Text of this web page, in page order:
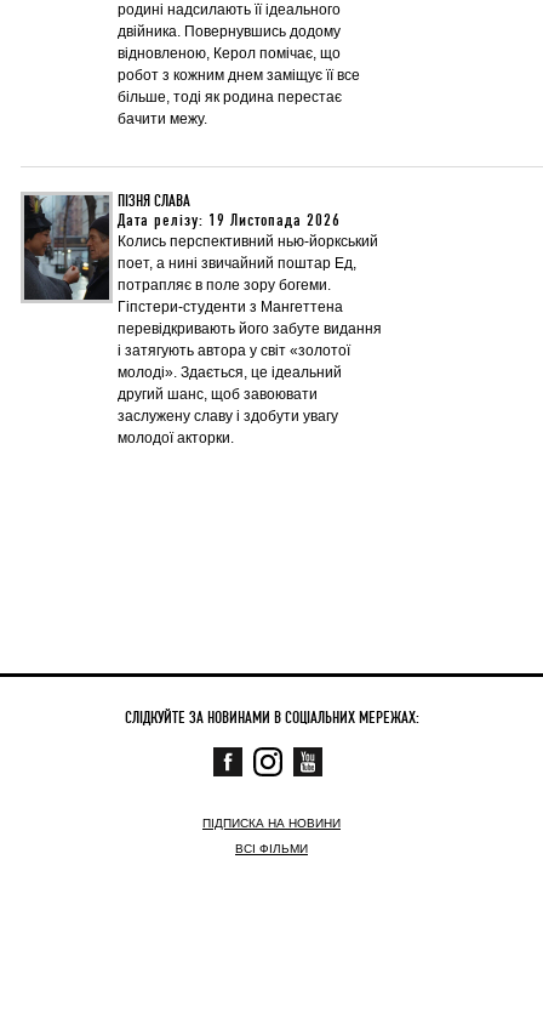
родині надсилають її ідеального
двійника. Повернувшись додому
відновленою, Керол помічає, що
робот з кожним днем заміщує її все
більше, тоді як родина перестає
бачити межу.
ПІЗНЯ СЛАВА
Дата релізу: 19 Листопада 2026
Колись перспективний нью-йоркський
поет, а нині звичайний поштар Ед,
потрапляє в поле зору богеми.
Гіпстери-студенти з Мангеттена
перевідкривають його забуте видання
і затягують автора у світ «золотої
молоді». Здається, це ідеальний
другий шанс, щоб завоювати
заслужену славу і здобути увагу
молодої акторки.
СЛІДКУЙТЕ ЗА НОВИНАМИ В СОЦІАЛЬНИХ МЕРЕЖАХ:
ПІДПИСКА НА НОВИНИ
ВСІ ФІЛЬМИ